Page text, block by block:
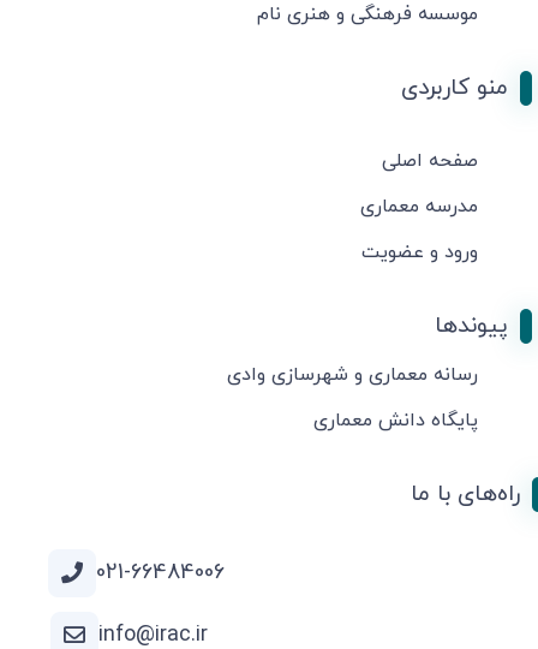
موسسه فرهنگی و هنری نام
منو کاربردی
صفحه اصلی
مدرسه معماری
ورود و عضویت
پیوندها
رسانه معماری و شهرسازی وادی
پایگاه دانش معماری
راه‌های با ما
021-66484006
info@irac.ir